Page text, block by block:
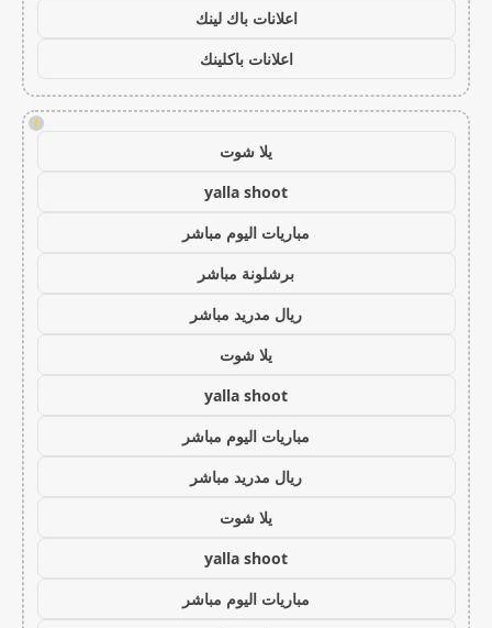
اعلانات باك لينك
اعلانات باكلينك
!
يلا شوت
yalla shoot
مباريات اليوم مباشر
برشلونة مباشر
ريال مدريد مباشر
يلا شوت
yalla shoot
مباريات اليوم مباشر
ريال مدريد مباشر
يلا شوت
yalla shoot
مباريات اليوم مباشر